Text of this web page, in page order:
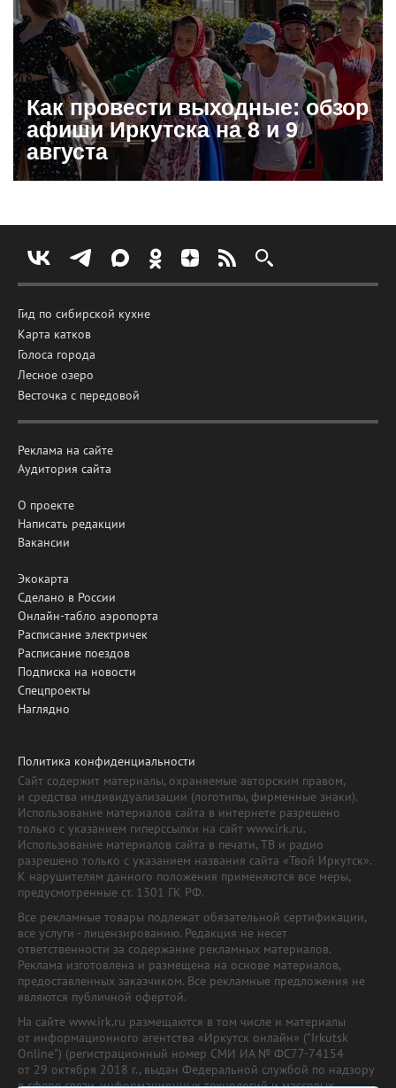
Как провести выходные: обзор
афиши Иркутска на 8 и 9
августа
Гид по сибирской кухне
Карта катков
Голоса города
Лесное озеро
Весточка с передовой
Реклама на сайте
Аудитория сайта
О проекте
Написать редакции
Вакансии
Экокарта
Сделано в России
Онлайн-табло аэропорта
Расписание электричек
Расписание поездов
Подписка на новости
Спецпроекты
Наглядно
Политика конфиденциальности
Сайт содержит материалы, охраняемые авторским правом,
и средства индивидуализации (логотипы, фирменные знаки).
Использование материалов сайта в интернете разрешено
только с указанием гиперссылки на сайт www.irk.ru.
Использование материалов сайта в печати, ТВ и радио
разрешено только с указанием названия сайта «Твой Иркутск».
К нарушителям данного положения применяются все меры,
предусмотренные ст. 1301 ГК РФ.
Все рекламные товары подлежат обязательной сертификации,
все услуги - лицензированию. Редакция не несет
ответственности за содержание рекламных материалов.
Реклама изготовлена и размещена на основе материалов,
предоставленных заказчиком. Все рекламные предложения не
являются публичной офертой.
На сайте www.irk.ru размещаются в том числе и материалы
от информационного агентства «Иркутск онлайн» ("Irkutsk
Online") (регистрационный номер СМИ ИА № ФС77-74154
от 29 октября 2018 г., выдан Федеральной службой по надзору